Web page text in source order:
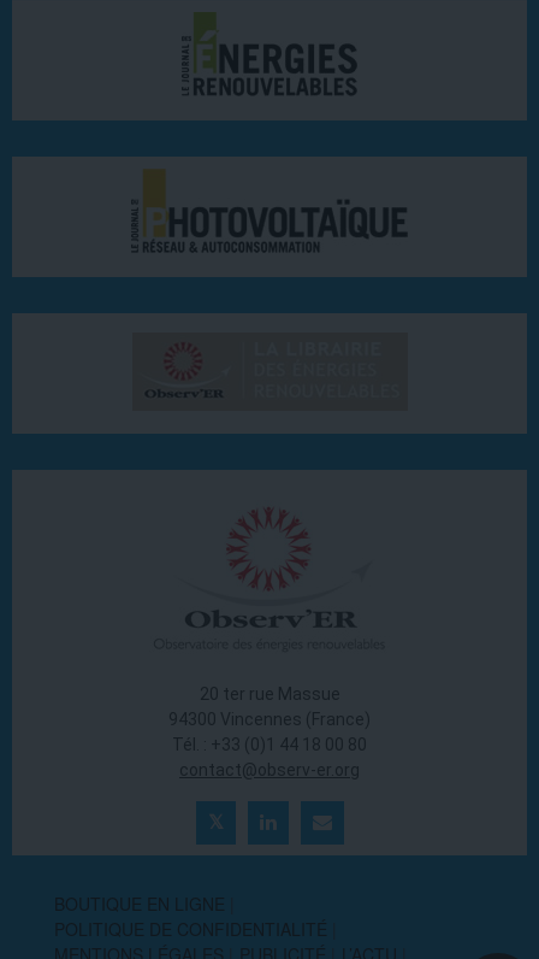
20 ter rue Massue
94300 Vincennes (France)
Tél. : +33 (0)1 44 18 00 80
contact@observ-er.org
BOUTIQUE EN LIGNE
POLITIQUE DE CONFIDENTIALITÉ
MENTIONS LÉGALES
PUBLICITÉ L’ACTU